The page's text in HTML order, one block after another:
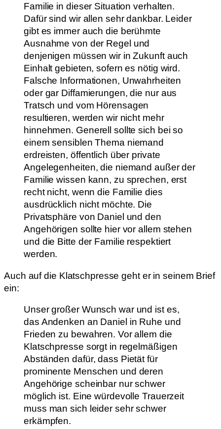
Familie in dieser Situation verhalten.
Dafür sind wir allen sehr dankbar. Leider
gibt es immer auch die berühmte
Ausnahme von der Regel und
denjenigen müssen wir in Zukunft auch
Einhalt gebieten, sofern es nötig wird.
Falsche Informationen, Unwahrheiten
oder gar Diffamierungen, die nur aus
Tratsch und vom Hörensagen
resultieren, werden wir nicht mehr
hinnehmen. Generell sollte sich bei so
einem sensiblen Thema niemand
erdreisten, öffentlich über private
Angelegenheiten, die niemand außer der
Familie wissen kann, zu sprechen, erst
recht nicht, wenn die Familie dies
ausdrücklich nicht möchte. Die
Privatsphäre von Daniel und den
Angehörigen sollte hier vor allem stehen
und die Bitte der Familie respektiert
werden.
Auch auf die Klatschpresse geht er in seinem Brief
ein:
Unser großer Wunsch war und ist es,
das Andenken an Daniel in Ruhe und
Frieden zu bewahren. Vor allem die
Klatschpresse sorgt in regelmäßigen
Abständen dafür, dass Pietät für
prominente Menschen und deren
Angehörige scheinbar nur schwer
möglich ist. Eine würdevolle Trauerzeit
muss man sich leider sehr schwer
erkämpfen.